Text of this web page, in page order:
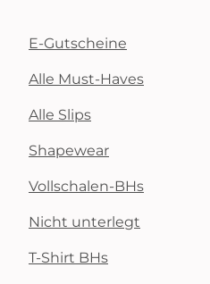
E-Gutscheine
Alle Must-Haves
Alle Slips
Shapewear
Vollschalen-BHs
Nicht unterlegt
T-Shirt BHs